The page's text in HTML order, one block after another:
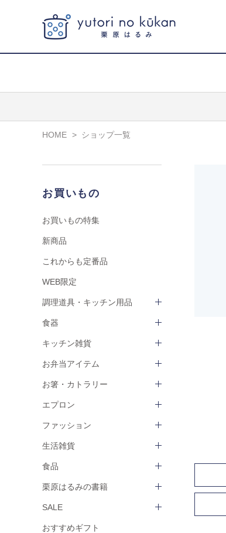
HOME > ショップ一覧
お買いもの
お買いもの特集
新商品
これからも定番品
WEB限定
調理道具・キッチン用品
食器
キッチン雑貨
お弁当アイテム
お箸・カトラリー
エプロン
ファッション
生活雑貨
食品
栗原はるみの書籍
SALE
おすすめギフト